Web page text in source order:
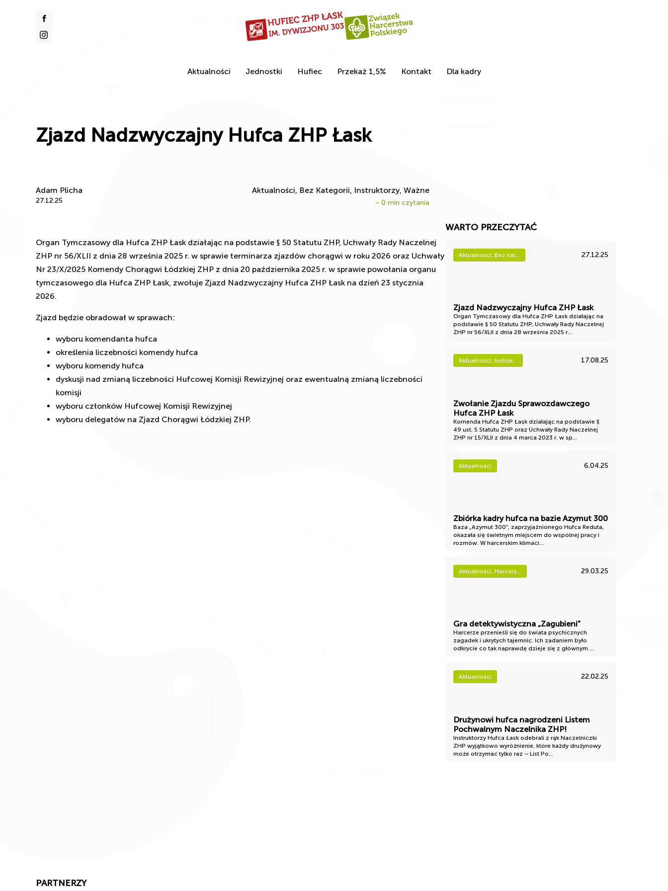
Aktualności Jednostki Hufiec Przekaż 1,5% Kontakt Dla kadry
Zjazd Nadzwyczajny Hufca ZHP Łask
Adam Plicha
27.12.25
Aktualności, Bez Kategorii, Instruktorzy, Ważne
~ 0 min czytania
Organ Tymczasowy dla Hufca ZHP Łask działając na podstawie § 50 Statutu ZHP, Uchwały Rady Naczelnej
ZHP nr 56/XLII z dnia 28 września 2025 r. w sprawie terminarza zjazdów chorągwi w roku 2026 oraz Uchwały
Nr 23/X/2025 Komendy Chorągwi Łódzkiej ZHP z dnia 20 października 2025 r. w sprawie powołania organu
tymczasowego dla Hufca ZHP Łask, zwołuje Zjazd Nadzwyczajny Hufca ZHP Łask na dzień 23 stycznia
2026.
Zjazd będzie obradował w sprawach:
wyboru komendanta hufca
określenia liczebności komendy hufca
wyboru komendy hufca
dyskusji nad zmianą liczebności Hufcowej Komisji Rewizyjnej oraz ewentualną zmianą liczebności
komisji
wyboru członków Hufcowej Komisji Rewizyjnej
wyboru delegatów na Zjazd Chorągwi Łódzkiej ZHP.
WARTO PRZECZYTAĆ
Aktualności, Bez kat... 27.12.25
Zjazd Nadzwyczajny Hufca ZHP Łask
Organ Tymczasowy dla Hufca ZHP Łask działając na
podstawie § 50 Statutu ZHP, Uchwały Rady Naczelnej
ZHP nr 56/XLII z dnia 28 września 2025 r...
Aktualności, Instruk... 17.08.25
Zwołanie Zjazdu Sprawozdawczego
Hufca ZHP Łask
Komenda Hufca ZHP Łask działając na podstawie §
49 ust. 5 Statutu ZHP oraz Uchwały Rady Naczelnej
ZHP nr 15/XLII z dnia 4 marca 2023 r. w sp...
Aktualności 6.04.25
Zbiórka kadry hufca na bazie Azymut 300
Baza „Azymut 300”, zaprzyjaźnionego Hufca Reduta,
okazała się świetnym miejscem do wspólnej pracy i
rozmów. W harcerskim klimaci...
Aktualności, Harcerz... 29.03.25
Gra detektywistyczna „Zagubieni”
Harcerze przenieśli się do świata psychicznych
zagadek i ukrytych tajemnic. Ich zadaniem było
odkrycie co tak naprawdę dzieje się z głównym ...
Aktualności 22.02.25
Drużynowi hufca nagrodzeni Listem
Pochwalnym Naczelnika ZHP!
Instruktorzy Hufca Łask odebrali z rąk Naczelniczki
ZHP wyjątkowo wyróżnienie, które każdy drużynowy
może otrzymać tylko raz – List Po...
PARTNERZY